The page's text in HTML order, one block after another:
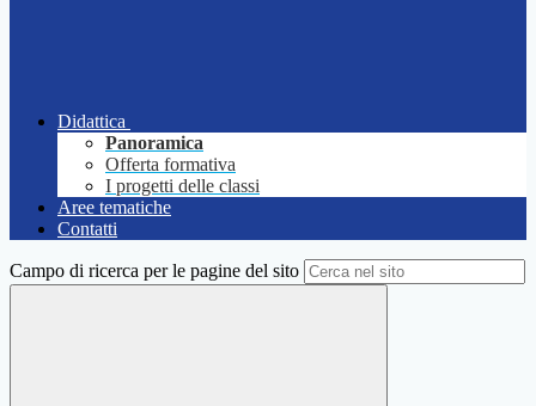
Didattica
Panoramica
Offerta formativa
I progetti delle classi
Aree tematiche
Contatti
Campo di ricerca per le pagine del sito